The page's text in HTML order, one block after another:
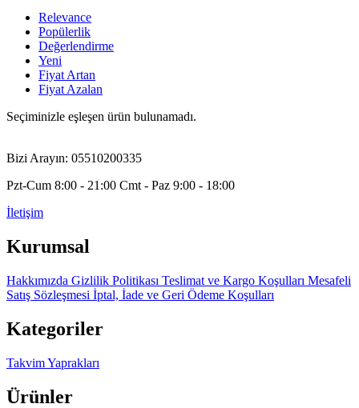
Relevance
Popülerlik
Değerlendirme
Yeni
Fiyat Artan
Fiyat Azalan
Seçiminizle eşleşen ürün bulunamadı.
Bizi Arayın: 05510200335
Pzt-Cum 8:00 - 21:00 Cmt - Paz 9:00 - 18:00
İletişim
Kurumsal
Hakkımızda Gizlilik Politikası Teslimat ve Kargo Koşulları Mesafeli
Satış Sözleşmesi İptal, İade ve Geri Ödeme Koşulları
Kategoriler
Takvim Yaprakları
Ürünler